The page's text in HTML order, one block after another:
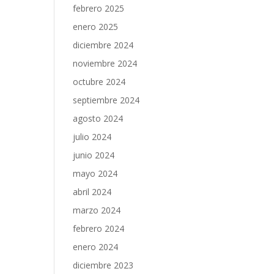
febrero 2025
enero 2025
diciembre 2024
noviembre 2024
octubre 2024
septiembre 2024
agosto 2024
julio 2024
junio 2024
mayo 2024
abril 2024
marzo 2024
febrero 2024
enero 2024
diciembre 2023